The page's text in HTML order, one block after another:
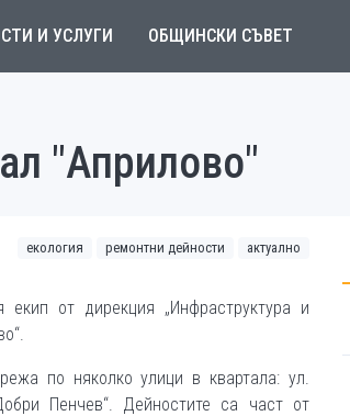
И УСЛУГИ ОБЩИНСКИ СЪВЕТ
"Априлово"
екология ремонтни дейности актуално
от дирекция „Инфраструктура и
по няколко улици в квартала: ул.
Пенчев“. Дейностите са част от